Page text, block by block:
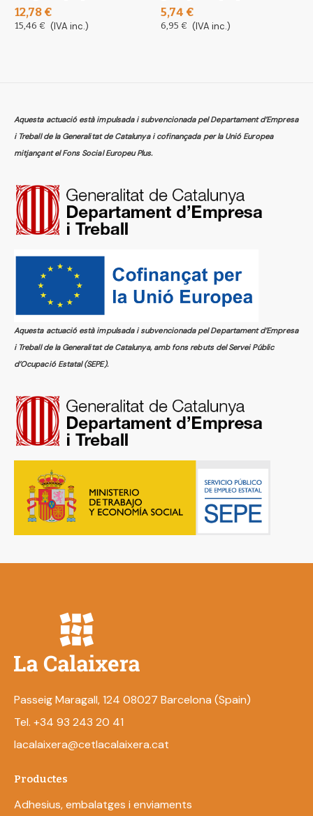
12,78 €
15,46 € (IVA inc.)
5,74 €
6,95 € (IVA inc.)
Aquesta actuació està impulsada i subvencionada pel Departament d’Empresa
i Treball de la Generalitat de Catalunya i cofinançada per la Unió Europea
mitjançant el Fons Social Europeu Plus.
Aquesta actuació està impulsada i subvencionada pel Departament d’Empresa
i Treball de la Generalitat de Catalunya, amb fons rebuts del Servei Públic
d’Ocupació Estatal (SEPE).
Passeig Maragall, 124 08027 Barcelona (Spain)
Tel. +34 93 243 20 41
lacalaixera@cetlacalaixera.cat
Productes
Adhesius, embalatges i enviaments